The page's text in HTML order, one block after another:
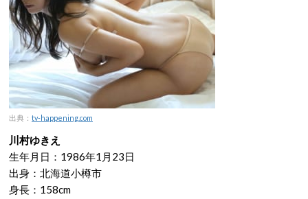
出典： tv-happening.com
川村ゆきえ
生年月日：1986年1月23日
出身：北海道小樽市
身長：158cm